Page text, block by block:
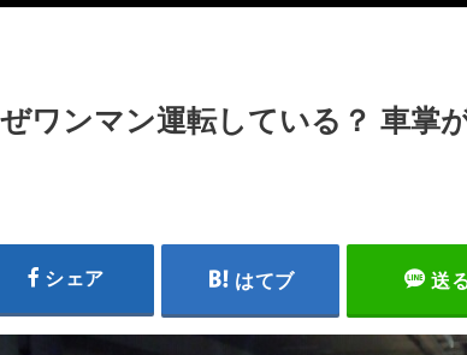
ぜワンマン運転している？ 車掌
シェア はてブ 送